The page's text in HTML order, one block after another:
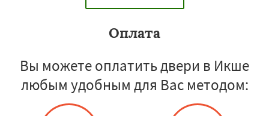
Оплата
Вы можете оплатить двери в Икше
любым удобным для Вас методом: